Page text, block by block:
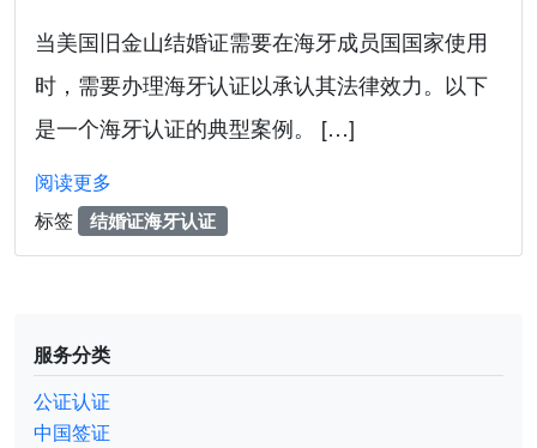
当美国旧金山结婚证需要在海牙成员国国家使用
时，需要办理海牙认证以承认其法律效力。以下
是一个海牙认证的典型案例。 […]
阅读更多
标签
结婚证海牙认证
服务分类
公证认证
中国签证